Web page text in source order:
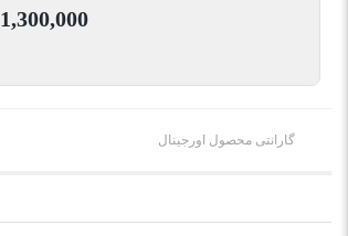
1,300,000
گارانتی محصول اورجینال